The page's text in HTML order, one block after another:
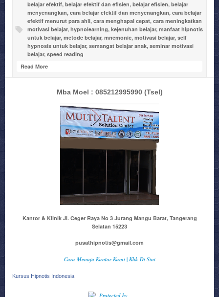
belajar efektif, belajar efektif dan efisien, belajar efisien, belajar
menyenangkan, cara belajar efektif dan menyenangkan, cara belajar
efektif menurut para ahli, cara menghapal cepat, cara meningkatkan
motivasi belajar, hypnolearning, kejenuhan belajar, manfaat hipnotis
untuk belajar, metode belajar, mnemonic, motivasi belajar, self
hypnosis untuk belajar, semangat belajar anak, seminar motivasi
belajar, speed reading
Read More
Mba Moel : 085212995990(Tsel)
Kantor & Klinik Jl. Ceger Raya No 3 Jurang Mangu Barat, Tangerang
Selatan 15223
pusathipnotis@gmail.com
Cara Menuju Kantor Kami | Klik Di Sini
Kursus Hipnotis Indonesia